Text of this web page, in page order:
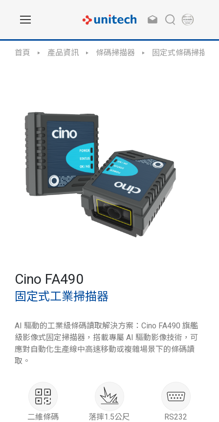
首頁 產品資訊 條碼掃描器 固定式條碼掃描器
Cino FA490
固定式工業掃描器
AI 驅動的工業級條碼讀取解決方案：Cino FA490 旗艦
級影像式固定掃描器，搭載專屬 AI 驅動影像技術，可
應對自動化生產線中高速移動或複雜場景下的條碼讀
取。
二維條碼 落摔1.5公尺 RS232